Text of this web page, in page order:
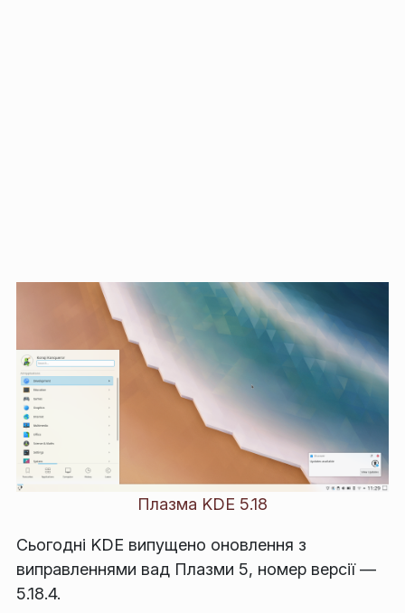
Плазма KDE 5.18
Сьогодні KDE випущено оновлення з
виправленнями вад Плазми 5, номер версії —
5.18.4.